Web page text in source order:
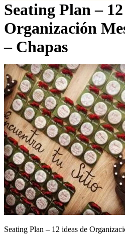
Seating Plan –
Organización
– Chapas
Seating Plan – 12 ideas de